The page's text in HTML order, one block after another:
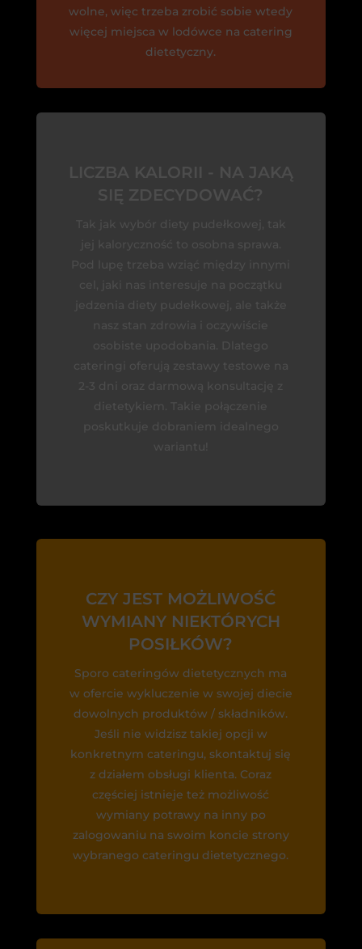
wolne, więc trzeba zrobić sobie wtedy
więcej miejsca w lodówce na catering
dietetyczny.
CZY JEST MOŻLIWOŚĆ
WYMIANY NIEKTÓRYCH
POSIŁKÓW?
Sporo cateringów dietetycznych ma
w ofercie wykluczenie w swojej diecie
dowolnych produktów / składników.
Jeśli nie widzisz takiej opcji w
konkretnym cateringu, skontaktuj się
z działem obsługi klienta. Coraz
częściej istnieje też możliwość
wymiany potrawy na inny po
zalogowaniu na swoim koncie strony
wybranego cateringu dietetycznego.